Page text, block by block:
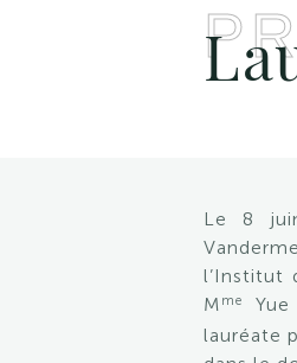
Le 8
l’Institut
M me
lauréate